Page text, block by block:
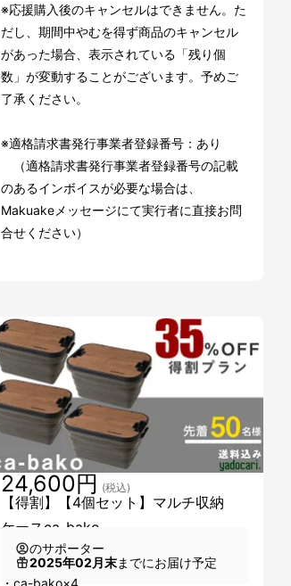
※応援購入後のキャンセルはできません。た
だし、期間中やむを得ず商品のキャンセル
があった場合、表示されている「残り個
数」が変動することがございます。予めご
了承ください。
※適格請求書発行事業者登録番号：あり
（適格請求書発行事業者登録番号の記載
のあるインボイスが必要な場合は、
Makuakeメッセージにて実行者に直接お問
合せください）
【得割】【4個セット】マルチ収納
ケースca-bako
24,600円 (税込)
のサポーター
2025年02月末までにお届け予定